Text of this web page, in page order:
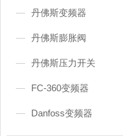
丹佛斯变频器
丹佛斯膨胀阀
丹佛斯压力开关
FC-360变频器
Danfoss变频器